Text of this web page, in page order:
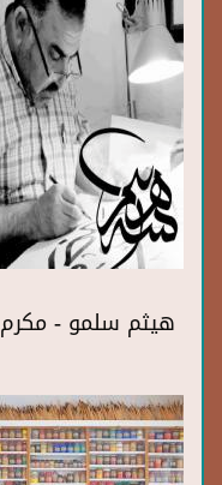
هيثم سلمو - مكرم